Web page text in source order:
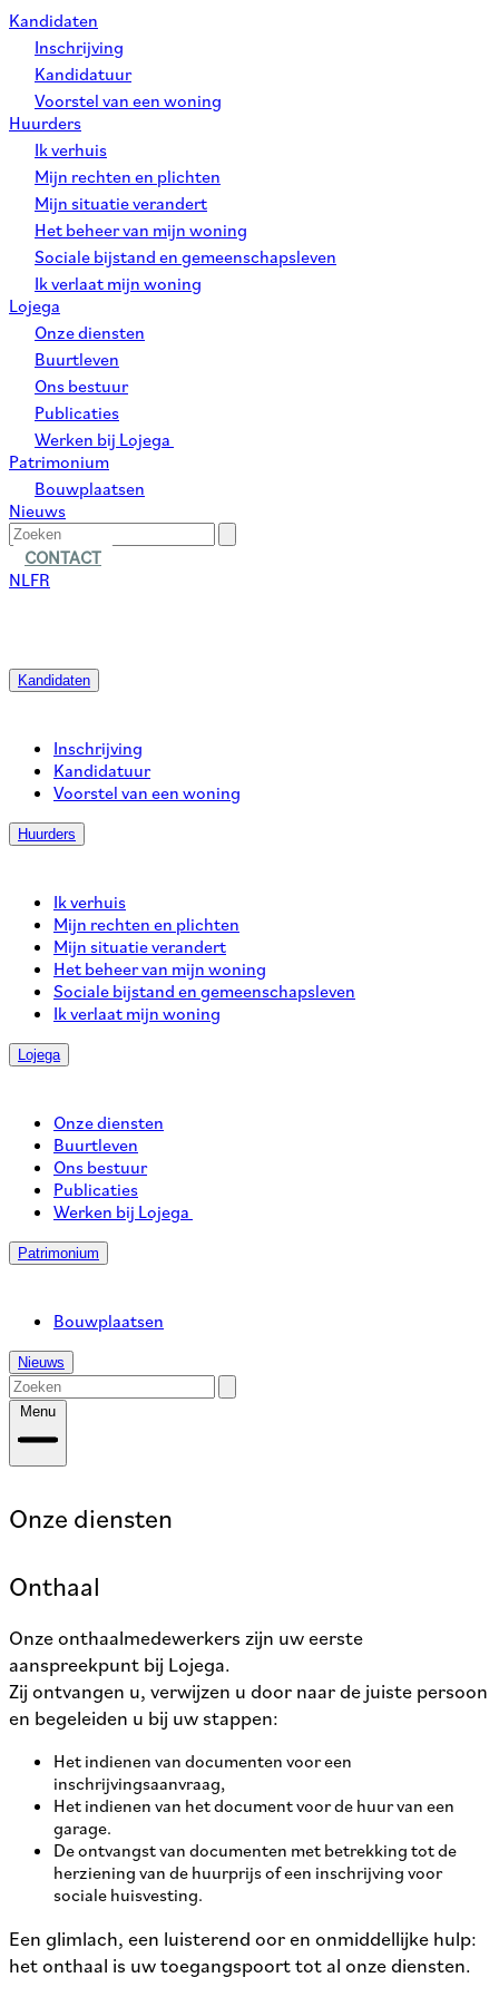
Kandidaten
Inschrijving
Kandidatuur
Voorstel van een woning
Huurders
Ik verhuis
Mijn rechten en plichten
Mijn situatie verandert
Het beheer van mijn woning
Sociale bijstand en gemeenschapsleven
Ik verlaat mijn woning
Lojega
Onze diensten
Buurtleven
Ons bestuur
Publicaties
Werken bij Lojega
Patrimonium
Bouwplaatsen
Nieuws
CONTACT
NLFR
Kandidaten
Inschrijving
Kandidatuur
Voorstel van een woning
Huurders
Ik verhuis
Mijn rechten en plichten
Mijn situatie verandert
Het beheer van mijn woning
Sociale bijstand en gemeenschapsleven
Ik verlaat mijn woning
Lojega
Onze diensten
Buurtleven
Ons bestuur
Publicaties
Werken bij Lojega
Patrimonium
Bouwplaatsen
Nieuws
Menu
Onze diensten
Onthaal
Onze onthaalmedewerkers zijn uw eerste
aanspreekpunt bij Lojega.
Zij ontvangen u, verwijzen u door naar de juiste persoon
en begeleiden u bij uw stappen:
Het indienen van documenten voor een
inschrijvingsaanvraag,
Het indienen van het document voor de huur van een
garage.
De ontvangst van documenten met betrekking tot de
herziening van de huurprijs of een inschrijving voor
sociale huisvesting.
Een glimlach, een luisterend oor en onmiddellijke hulp:
het onthaal is uw toegangspoort tot al onze diensten.